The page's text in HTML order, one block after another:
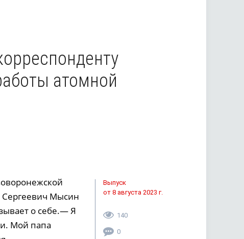
атомной
Сергеевич Мысин
о себе.— Я
Мой папа
Выпуск
от 8 августа 2023 г.
140
0